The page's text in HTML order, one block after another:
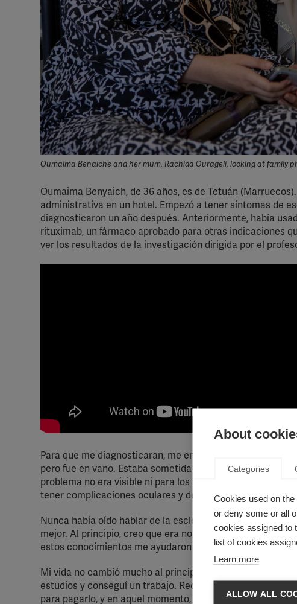
Oumaima Benaiche and her mum, Rachida Ourageli, looking at family
Oumaima Benyaich, de 36 años, es de Tetuán
administrativa en un hotel. Empezó a tener síntomas de
diagnosticaron un año después. Anteriormente, había
rituximab, un fármaco aprobado para otras indicaciones
ver los resultados de la investigación dirigida por el
Para que me diagnosticaran, me enfrenté a muchos
pero fue en vano. Estaba sometida a mucha presión
problema no era visible ni para los médicos ni para las
tener complicaciones oculares y debilidad de los
Nunca había oído hablar de la esclerosis múltiple. Tuve
mejor. Al principio, creo que era normal tener grandes
estos conocimientos me ayudaron a hacerme más
Mi vida no cambió mucho al principio. Todavía podía
estudios y conseguí un trabajo. Recibí mi primer
para pagarlo, y en aquel momento, no había ninguna
About
Categories
Cookies used on
or deny some or all
cookies assigned to
list of cookies
Learn more
ALLOW ALL